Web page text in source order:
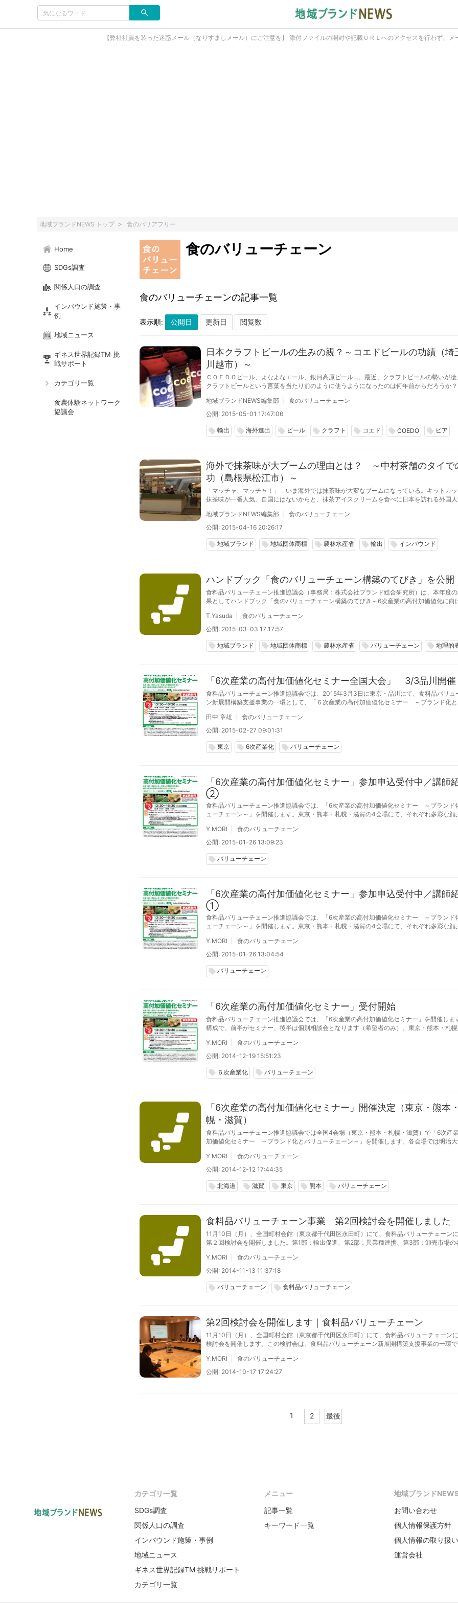
【弊社社員を装った迷惑メール（なりすましメール）にご注意を】 添付ファイルの開封や記載ＵＲＬへのアクセスを行わず、メ
地域ブランドNEWS トップ 食のバリアフリー
Home
SDGs調査
関係人口の調査
インバウンド施策・事
例
地域ニュース
ギネス世界記録TM 挑
戦サポート
カテゴリ一覧
食農体験ネットワーク
協議会
食のバリューチェーン
食のバリューチェーンの記事一覧
表示順:
日本クラフトビールの生みの親？～コエドビールの功績（埼
川越市）～
ＣＯＥＤＯビール、よなよなエール、銀河高原ビール…。最近、クラフトビールの勢いが凄
クラフトビールという言葉を当たり前のように使うようになったのは何年前からだろうか
地域ブランドNEWS編集部
食のバリューチェーン
公開: 2015-05-01 17:47:06
local_offer 輸出 local_offer 海外進出 local_offer ビール local_offer クラフト local_offer コエド local_offer COEDO local_offer ビア
海外で抹茶味が大ブームの理由とは？ ～中村茶舗のタイで
功（島根県松江市）～
「マッチャ、マッチャ！」 いま海外では抹茶味が大変なブームになっている。キットカ
抹茶味が一番人気。自国にはないからと、抹茶アイスクリームを食べに日本を訪れる外国
あ、あなたは信じるだろうか？
地域ブランドNEWS編集部
食のバリューチェーン
公開: 2015-04-16 20:26:17
local_offer 地域ブランド local_offer 地域団体商標 local_offer 農林水産省 local_offer 輸出 local_offer インバウンド
ハンドブック「食のバリューチェーン構築のてびき」を公開
食料品バリューチェーン推進協議会（事務局：株式会社ブランド総合研究所）は、本年度
果としてハンドブック「食のバリューチェーン構築のてびき～6次産業の高付加価値化に向
T.Yasuda
食のバリューチェーン
公開: 2015-03-03 17:17:57
local_offer 地域ブランド local_offer 地域団体商標 local_offer 農林水産省 local_offer バリューチェーン local_offer 地理的
「6次産業の高付加価値化セミナー全国大会」 3/3品川開催
食料品バリューチェーン推進協議会では、2015年3月3日に東京・品川にて、食料品バリュ
ン新展開構築支援事業の一環として、「６次産業の高付加価値化セミナー ～ブランド化と
田中 章雄
食のバリューチェーン
公開: 2015-02-27 09:01:31
local_offer 東京 local_offer 6次産業化 local_offer バリューチェーン
「6次産業の高付加価値化セミナー」参加申込受付中／講師
②
食料品バリューチェーン推進協議会では、「6次産業の高付加価値化セミナー ～ブランド
ューチェーン～」を開催します。東京・熊本・札幌・滋賀の4会場にて、それぞれ多彩な顔
バリューチェーン 構築のてびき
Y.MORI
食のバリューチェーン
公開: 2015-01-26 13:09:23
local_offer バリューチェーン
「6次産業の高付加価値化セミナー」参加申込受付中／講師
①
食料品バリューチェーン推進協議会では、「6次産業の高付加価値化セミナー ～ブランド
ューチェーン～」を開催します。東京・熊本・札幌・滋賀の4会場にて、それぞれ多彩な顔
バリューチェーン 構築のてび
Y.MORI
食のバリューチェーン
公開: 2015-01-26 13:04:54
local_offer バリューチェーン
「6次産業の高付加価値化セミナー」受付開始
食料品バリューチェーン推進協議会では、「6次産業の高付加価値化セミナー」を開催しま
構成で、前半がセミナー、後半は個別相談会となります（希望者のみ）。東京・熊本・札
ェーン 構築のてびき～』
Y.MORI
食のバリューチェーン
公開: 2014-12-19 15:51:23
local_offer ６次産業化 local_offer バリューチェーン
「6次産業の高付加価値化セミナー」開催決定（東京・熊本
幌・滋賀）
食料品バリューチェーン推進協議会では全国4会場（東京・熊本・札幌・滋賀）で「6次産
加価値化セミナー ～ブランド化とバリューチェーン～」を開催します。各会場では明治
も個別に対応します。参加費は無料
Y.MORI
食のバリューチェーン
公開: 2014-12-12 17:44:35
local_offer 北海道 local_offer 滋賀 local_offer 東京 local_offer 熊本 local_offer バリューチェーン
食料品バリューチェーン事業 第2回検討会を開催しました
11月10日（月）、全国町村会館（東京都千代田区永田町）にて、食料品バリューチェーン
第２回検討会を開催しました。第1部：輸出促進、第2部：異業種連携、第3部：卸売市場の
（月）を予定。新たな
Y.MORI
食のバリューチェーン
公開: 2014-11-13 11:37:18
local_offer バリューチェーン local_offer 食料品バリューチェーン
第2回検討会を開催します｜食料品バリューチェーン
11月10日（月）、全国町村会館（東京都千代田区永田町）にて、食料品バリューチェーン
検討会を開催します。この検討会は、食料品バリューチェーン新展開構築支援事業の一環
産・流通場面における連携の在り
Y.MORI
食のバリューチェーン
公開: 2014-10-17 17:24:27
1 2 最後
カテゴリ一覧
SDGs調査
関係人口の調査
インバウンド施策・事例
地域ニュース
ギネス世界記録TM 挑戦サポート
カテゴリ一覧
メニュー
記事一覧
キーワード一覧
地域ブランド
お問い合わせ
個人情報保護方針
個人情報の取り扱い
運営会社